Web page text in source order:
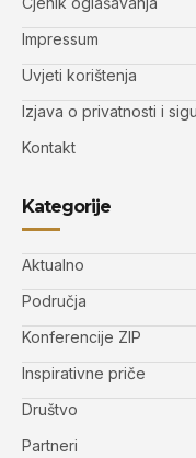
Impressum
Uvjeti korištenja
Izjava o privatnosti i
Kontakt
Kategorije
Aktualno
Područja
Konferencije ZIP
Inspirativne priče
Društvo
Partneri